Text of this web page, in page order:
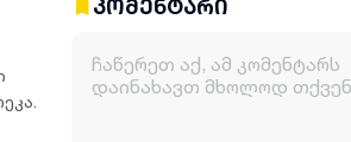
კომენტარი